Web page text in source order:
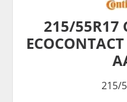
215/55R17
215/